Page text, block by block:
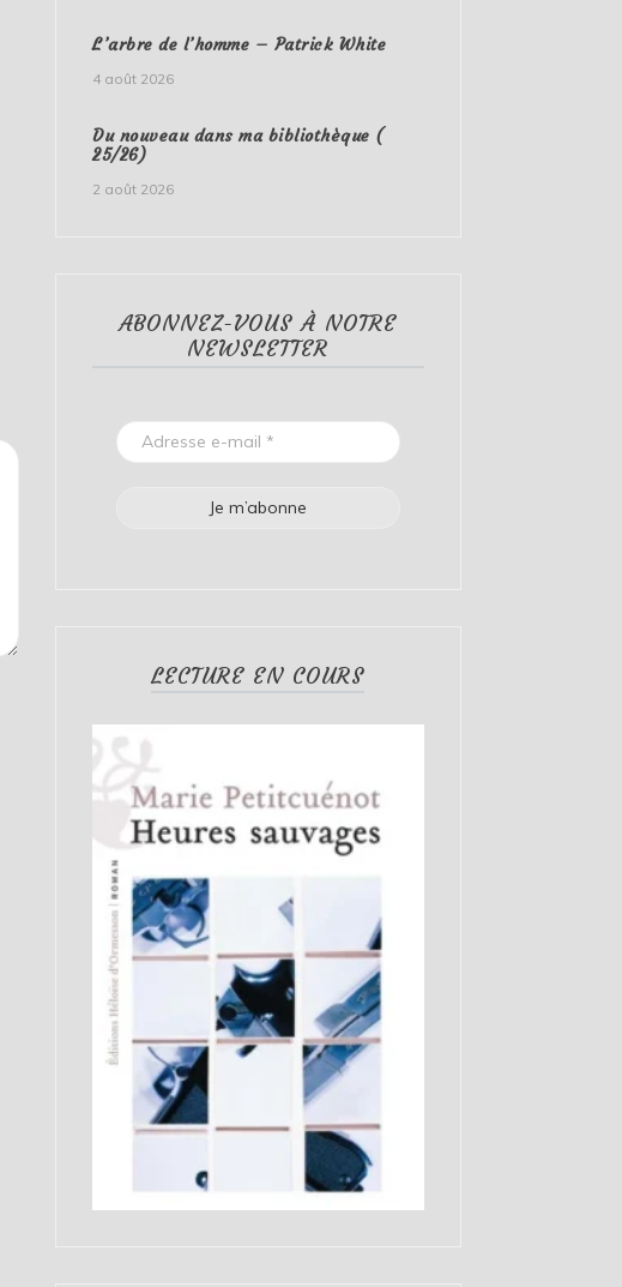
L’arbre de l’homme – Patrick White
4 août 2026
Du nouveau dans ma bibliothèque (
25/26)
2 août 2026
ABONNEZ-VOUS À NOTRE
NEWSLETTER
LECTURE EN COURS